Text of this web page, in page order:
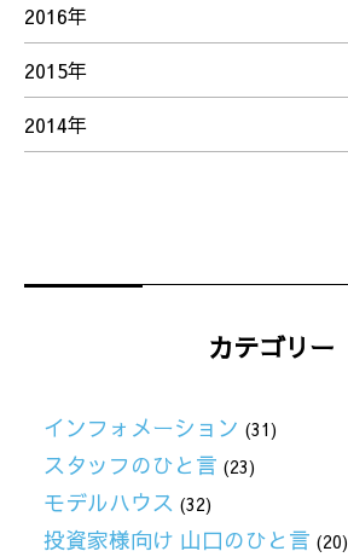
2016年
2015年
2014年
カテゴリー
インフォメーション (31)
スタッフのひと言 (23)
モデルハウス (32)
投資家様向け 山口のひと言 (20)